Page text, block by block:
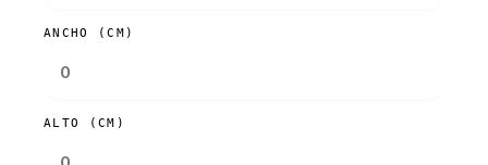
ANCHO (CM)
ALTO (CM)